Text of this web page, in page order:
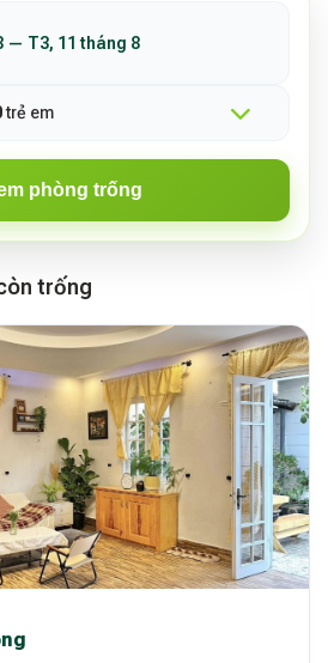
trẻ em
phòng trống
trống